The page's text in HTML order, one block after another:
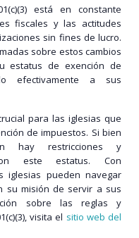
está en constante
fiscales y las actitudes
sin fines de lucro.
sobre estos cambios
estatus de exención de
efectivamente a sus
para las iglesias que
de impuestos. Si bien
hay restricciones y
este estatus. Con
iglesias pueden navegar
su misión de servir a sus
sobre las reglas y
visita el sitio web del